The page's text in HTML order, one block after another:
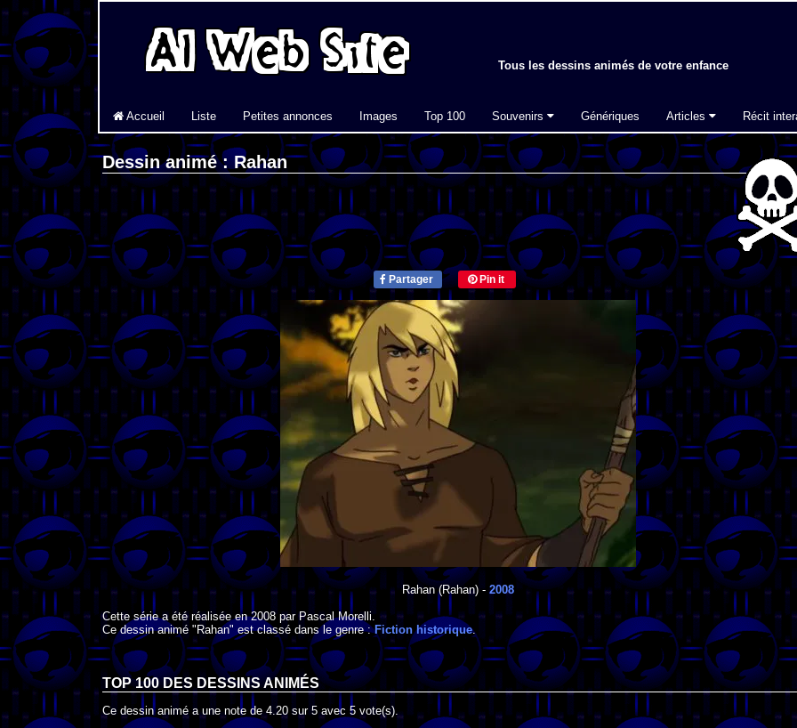
Tous les dessins animés de votre enfance
Accueil Liste Petites annonces Images Top 100 Souvenirs Génériques Articles Récit
Dessin animé : Rahan
Partager Pin it
Rahan(Rahan) - 2008
Cette série a été réalisée en2008parPascal Morelli.
Ce dessin animé "Rahan" est classé dans le genre :Fiction historique.
TOP 100 DES DESSINS ANIMÉS
Ce dessin animé a une note de 4.20 sur 5 avec 5 vote(s).